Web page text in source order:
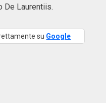
De Laurentiis.
su Google